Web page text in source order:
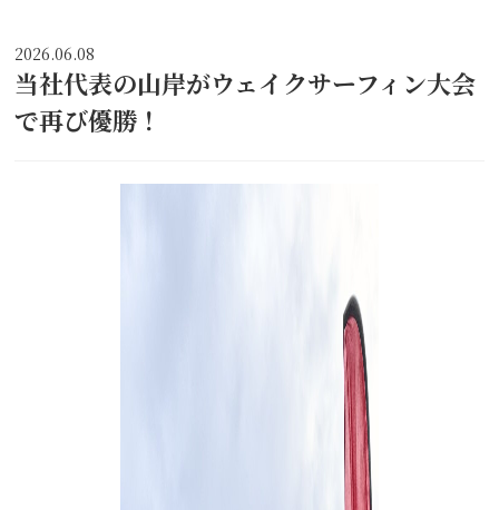
2026.06.08
当社代表の山岸がウェイクサーフィン大会
で再び優勝！